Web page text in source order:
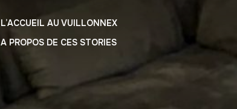
L’ACCUEIL AU VUILLONNEX
A PROPOS DE CES STORIES